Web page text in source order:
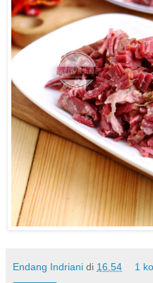
Endang Indriani di 16.54 1